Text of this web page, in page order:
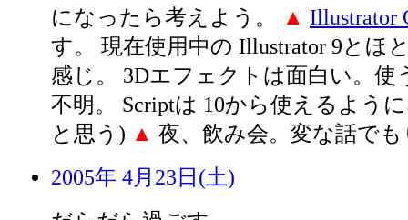
になったら考えよう。
▲ Illustrator
す。 現在使用中の Illustrator 9とほ
感じ。 3Dエフェクトは面白い。使
不明。 Scriptは 10から使えるよう
と思う) ▲ 夜、飲み会。変な話で
2005年 4月23日(土)